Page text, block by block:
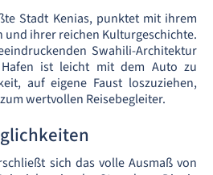
Stadt Kenias, punktet mit ihrem
ihrer reichen Kulturgeschichte.
Swahili-Architektur
ist leicht mit dem Auto zu
auf eigene Faust loszuziehen,
wertvollen Reisebegleiter.
sich das volle Ausmaß von